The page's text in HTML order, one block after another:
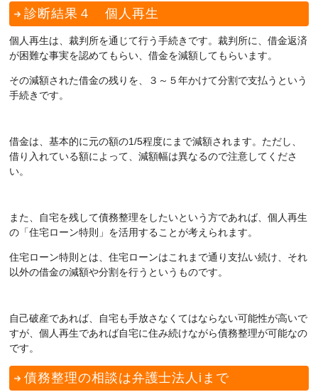
診断結果４ 個人再生
個人再生は、裁判所を通じて行う手続きです。裁判所に、借金返済
が困難な事実を認めてもらい、借金を減額してもらいます。
その減額された借金の残りを、３～５年かけて分割で支払うという
手続きです。
借金は、基本的に元の額の1/5程度にまで減額されます。ただし、
借り入れている額によって、減額幅は異なるので注意してくださ
い。
また、自宅を残して債務整理をしたいという方であれば、個人再生
の「住宅ローン特則」を活用することが考えられます。
住宅ローン特則とは、住宅ローンはこれまで通り支払い続け、それ
以外の借金の減額や分割を行うというものです。
自己破産であれば、自宅も手放さなくてはならない可能性が高いで
すが、個人再生であれば自宅に住み続けながら債務整理が可能なの
です。
債務整理の相談は弁護士法人iまで